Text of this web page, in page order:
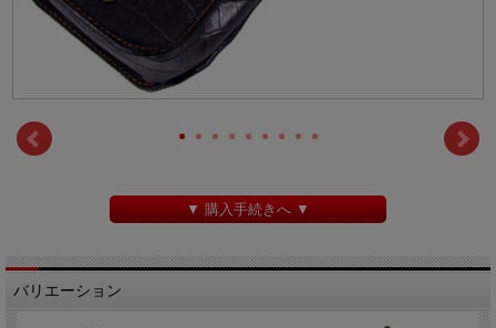
▼ 購入手続きへ ▼
バリエーション